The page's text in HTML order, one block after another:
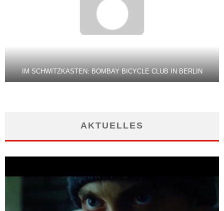
IM SCHWITZKASTEN: BOMBAY BICYCLE CLUB IN BERLIN
AKTUELLES